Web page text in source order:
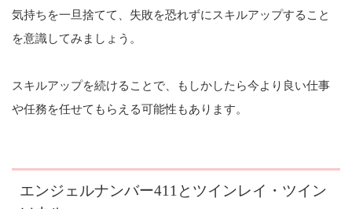
気持ちを一旦捨てて、失敗を恐れずにスキルアップすること
を意識してみましょう。
スキルアップを続けることで、もしかしたら今より良い仕事
や任務を任せてもらえる可能性もあります。
エンジェルナンバー411とツインレイ・ツイン